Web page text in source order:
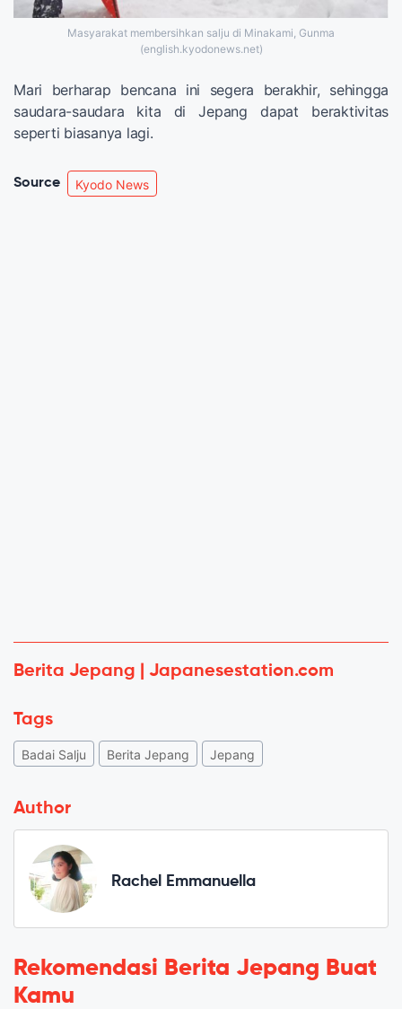
Masyarakat membersihkan salju di Minakami, Gunma
(english.kyodonews.net)
Mari berharap bencana ini segera berakhir, sehingga
saudara-saudara kita di Jepang dapat beraktivitas
seperti biasanya lagi.
Source Kyodo News
Berita Jepang | Japanesestation.com
Tags
Badai Salju Berita Jepang Jepang
Author
Rachel Emmanuella
Rekomendasi Berita Jepang Buat
Kamu